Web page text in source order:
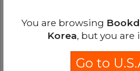
Excelente edición. Creo que la
más clara y accesible de las
español y que el precio es por
You are browsing
Korea, but you are
Go to